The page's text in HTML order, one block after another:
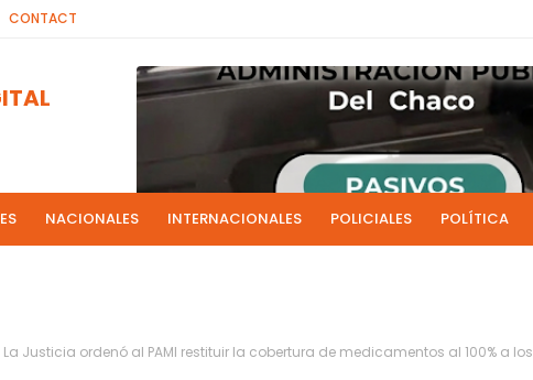
CONTACT
NACIONALES INTERNACIONALES POLICIALES POLÍTICA
La Justicia ordenó al PAMI restituir la cobertura de medicamentos al 100% a los